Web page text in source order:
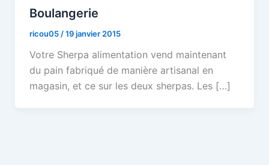
Boulangerie
ricou05 /19 janvier 2015
Votre Sherpa alimentation vend maintenant
du pain fabriqué de manière artisanal en
magasin, et ce sur les deux sherpas. Les […]